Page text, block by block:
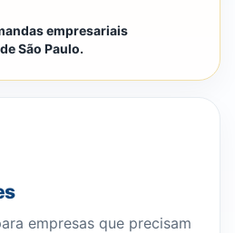
empresariais
São Paulo.
empresas que precisam